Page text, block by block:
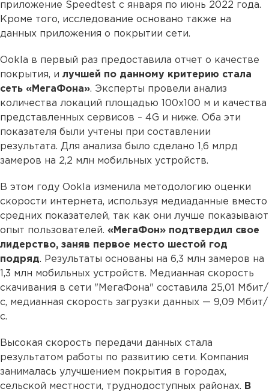
приложение Speedtest с января по июнь 2022 года.
Кроме того, исследование основано также на
данных приложения о покрытии сети.
Ookla в первый раз предоставила отчет о качестве
покрытия, и лучшей по данному критерию стала
сеть «МегаФона». Эксперты провели анализ
количества локаций площадью 100х100 м и качества
представленных сервисов – 4G и ниже. Оба эти
показателя были учтены при составлении
результата. Для анализа было сделано 1,6 млрд
замеров на 2,2 млн мобильных устройств.
В этом году Ookla изменила методологию оценки
скорости интернета, используя медиаданные вместо
средних показателей, так как они лучше показывают
опыт пользователей. «МегаФон» подтвердил свое
лидерство, заняв первое место шестой год
подряд. Результаты основаны на 6,3 млн замеров на
1,3 млн мобильных устройств. Медианная скорость
скачивания в сети "МегаФона" составила 25,01 Мбит/
с, медианная скорость загрузки данных — 9,09 Мбит/
с.
Высокая скорость передачи данных стала
результатом работы по развитию сети. Компания
занималась улучшением покрытия в городах,
сельской местности, труднодоступных районах. В